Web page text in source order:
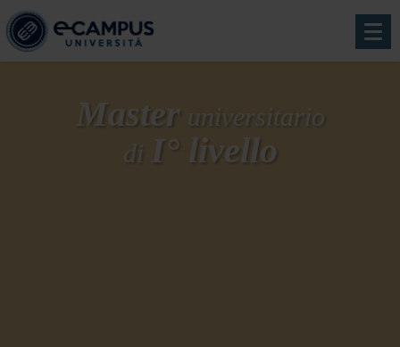
Master universitario
di I° livello